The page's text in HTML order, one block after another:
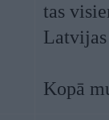
tas
Kopā